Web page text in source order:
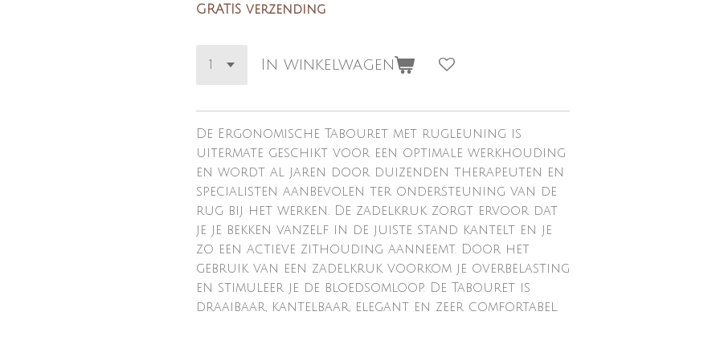
GRATIS verzending
In winkelwagen
De Ergonomische Tabouret met rugleuning is
uitermate geschikt voor een optimale werkhouding
en wordt al jaren door duizenden therapeuten en
specialisten aanbevolen ter ondersteuning van de
rug bij het werken. De zadelkruk zorgt ervoor dat
je je bekken vanzelf in de juiste stand kantelt en je
zo een actieve zithouding aanneemt. Door het
gebruik van een zadelkruk voorkom je overbelasting
en stimuleer je de bloedsomloop. De Tabouret is
draaibaar, kantelbaar, elegant en zeer comfortabel.